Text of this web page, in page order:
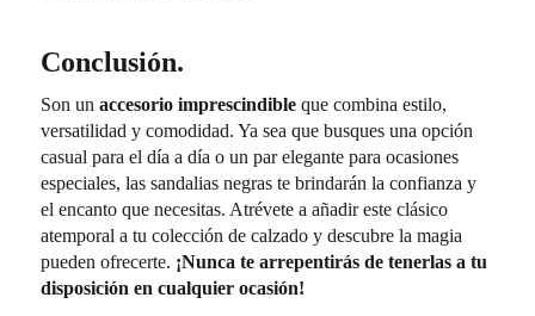
Conclusión.
Son unaccesorio imprescindible que combina estilo,
versatilidad y comodidad. Ya sea que busques una opción
casual para el día a día o un par elegante para ocasiones
especiales, las sandalias negras te brindarán la confianza y
el encanto que necesitas. Atrévete a añadir este clásico
atemporal a tu colección de calzado y descubre la magia
pueden ofrecerte. ¡Nunca te arrepentirás de tenerlas a tu
disposición en cualquier ocasión!